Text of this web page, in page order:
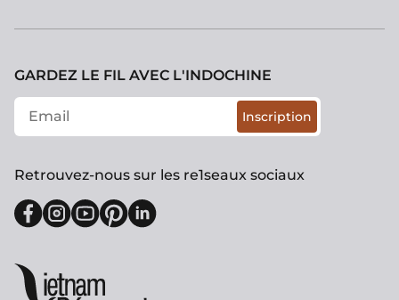
GARDEZ LE FIL AVEC L'INDOCHINE
Inscription
Retrouvez-nous sur les re1seaux sociaux